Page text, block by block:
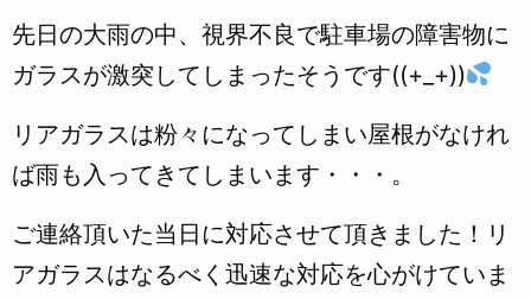
先日の大雨の中、視界不良で駐車場の障害物に
ガラスが激突してしまったそうです((+_+))
リアガラスは粉々になってしまい屋根がなけれ
ば雨も入ってきてしまいます・・・。
ご連絡頂いた当日に対応させて頂きました！リ
アガラスはなるべく迅速な対応を心がけていま